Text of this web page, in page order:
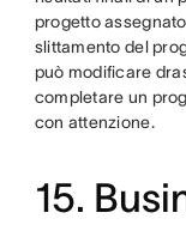
progetto
slittamento del
può modificare
completare un
con attenzione.
15.